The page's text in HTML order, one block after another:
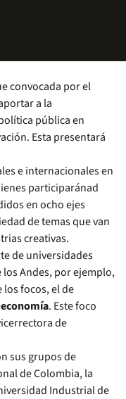
convocada por el
a la
pública en
Esta presentará
e internacionales en
participaránad
en ocho ejes
de temas que van
creativas.
de universidades
Andes, por ejemplo,
focos, el de
. Este foco
de
sus grupos de
de Colombia, la
Industrial de